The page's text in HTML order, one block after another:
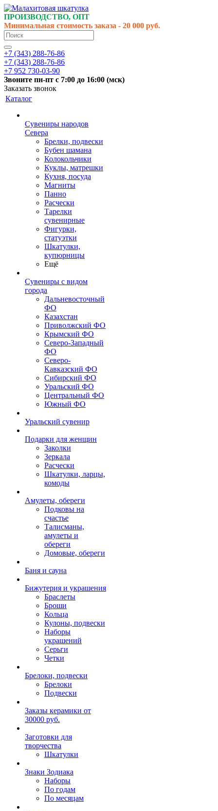
ПРОИЗВОДСТВО, ОПТ
Минимальная стоимость заказа - 20 000 руб.
+7 (343) 288-76-86
+7 (343) 288-76-86
+7 952 730-03-90
Звоните пн-пт с 7:00 до 16:00 (мск)
Заказать звонок
Каталог
Сувениры народов
Севера
Брелки, подвески
Бубен шамана
Колокольчики
Куклы, матрешки
Кухня, посуда
Магниты
Панно
Расчески
Тарелки
сувенирные
Фигурки,
статуэтки
Шкатулки,
купюрницы
Ещё
Сувениры с видом
города
Дальневосточный
ФО
Казахстан
Приволжский ФО
Крымский ФО
Северо-Западный
ФО
Северо-
Кавказский ФО
Сибирский ФО
Уральский ФО
Центральный ФО
Южный ФО
Уральский сувенир
Подарки для женщин
Заколки
Зеркала
Расчески
Шкатулки, ларцы,
комоды
Амулеты, обереги
Подковы на
счастье
Талисманы,
амулеты и
обереги
Домовые, обереги
Баня и сауна
Бижутерия и украшения
Браслеты
Броши
Кольца
Кулоны, подвески
Наборы
украшений
Серьги
Четки
Брелоки, подвески
Брелоки
Подвески
Заказы керамики от
30000 руб.
Заготовки для
творчества
Шкатулки
Знаки Зодиака
Наборы
По годам
По месяцам